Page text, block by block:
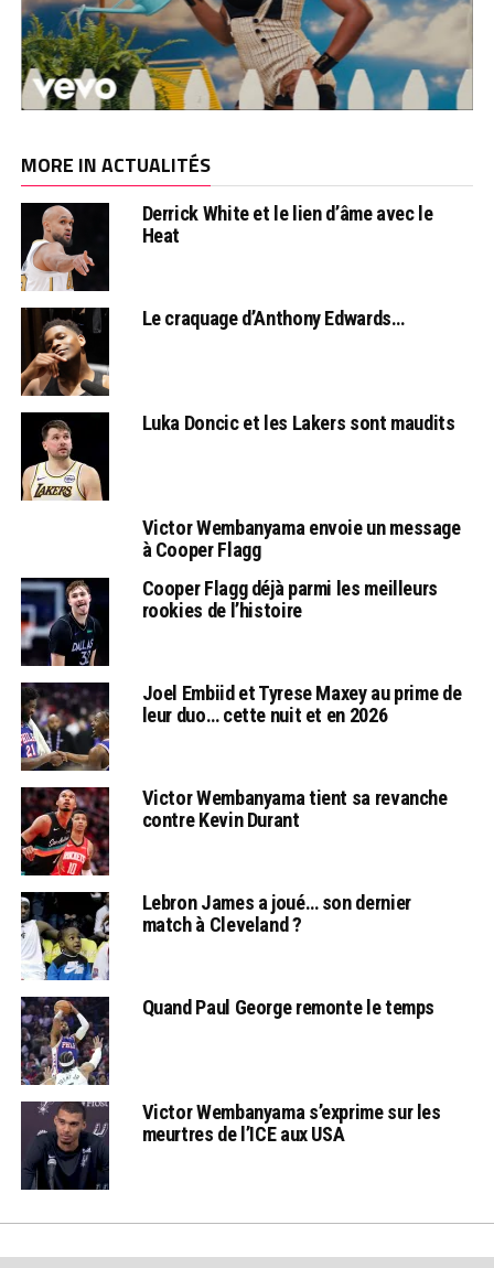
MORE IN ACTUALITÉS
Derrick White et le lien d’âme avec le
Heat
Le craquage d’Anthony Edwards…
Luka Doncic et les Lakers sont maudits
Victor Wembanyama envoie un message
à Cooper Flagg
Cooper Flagg déjà parmi les meilleurs
rookies de l’histoire
Joel Embiid et Tyrese Maxey au prime de
leur duo… cette nuit et en 2026
Victor Wembanyama tient sa revanche
contre Kevin Durant
Lebron James a joué… son dernier
match à Cleveland ?
Quand Paul George remonte le temps
Victor Wembanyama s’exprime sur les
meurtres de l’ICE aux USA